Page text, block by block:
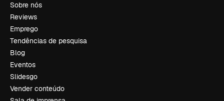
Sobre nós
Reviews
Emprego
Tendências de pesquisa
Blog
Eventos
Slidesgo
Vender conteúdo